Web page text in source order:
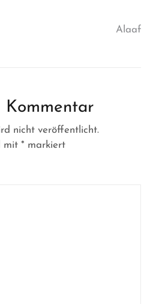
Alaaf
Kommentar
nicht veröffentlicht.
mit * markiert